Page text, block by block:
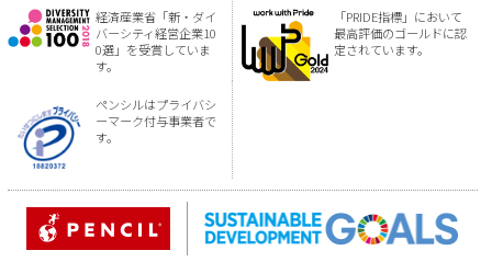
経済産業省「新・ダイ
バーシティ経営企業10
0選」を受賞していま
す。
「PRIDE指標」において
最高評価のゴールドに認
定されています。
ペンシルはプライバシ
ーマーク付与事業者で
す。